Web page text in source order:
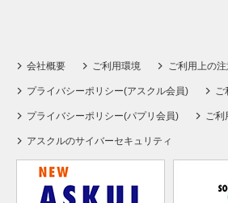
会社概要 ご利用環境 ご利用上の注
プライバシーポリシー(アスクル会員) ご
プライバシーポリシー(パプリ会員) ご利
アスクルのサイバーセキュリティ